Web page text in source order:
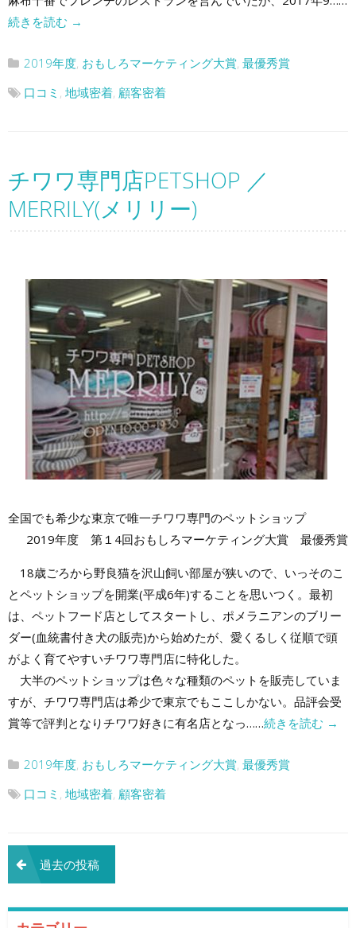
続きを読む →
2019年度, おもしろマーケティング大賞, 最優秀賞
口コミ , 地域密着, 顧客密着
チワワ専門店PETSHOP ／
MERRILY(メリリー)
全国でも希少な東京で唯一チワワ専門のペットショップ
2019年度 第１4回おもしろマーケティング大賞 最優秀賞
18歳ごろから野良猫を沢山飼い部屋が狭いので、いっそのこ
とペットショップを開業(平成6年)することを思いつく。最初
は、ペットフード店としてスタートし、ポメラニアンのブリー
ダー(血統書付き犬の販売)から始めたが、愛くるしく従順で頭
がよく育てやすいチワワ専門店に特化した。
大半のペットショップは色々な種類のペットを販売していま
すが、チワワ専門店は希少で東京でもここしかない。品評会受
賞等で評判となりチワワ好きに有名店となっ……続きを読む →
2019年度, おもしろマーケティング大賞, 最優秀賞
口コミ , 地域密着, 顧客密着
投
稿
過去の投稿